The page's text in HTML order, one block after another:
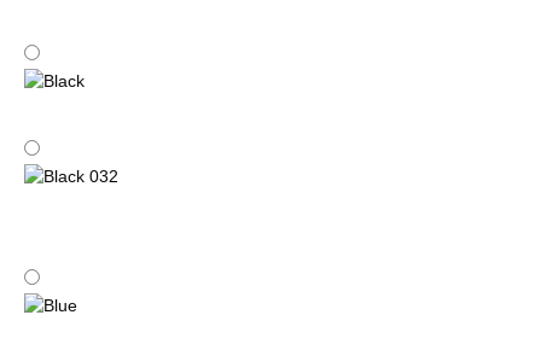
Fuchsia
Black
Black 032